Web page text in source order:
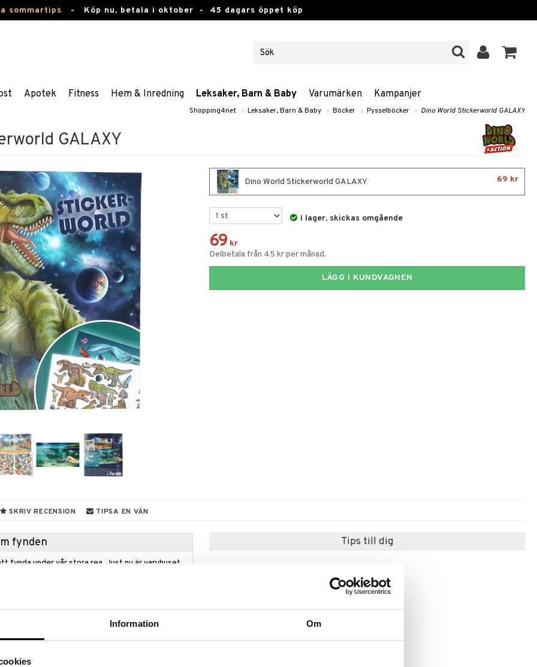
Information Om
sommartips - Köp nu, betala i oktober - 45 dagars öppet köp
Apotek Fitness Hem & Inredning Leksaker, Barn & Baby Varumärken Kampanjer
Shopping4net » Leksaker, Barn & Baby » Böcker » Pysselböcker » Dino World Stickerworld GALAXY
GALAXY
Dino World Stickerworld GALAXY 69 kr
I lager, skickas omgående
69 kr
Delbetala från 45 kr per månad.
LÄGG I KUNDVAGNEN
SKRIV RECENSION TIPSA EN VÄN
fynden
fynda under vår stora rea. Just nu är varuhuset
kan fort ta slut!
»
Tips till dig